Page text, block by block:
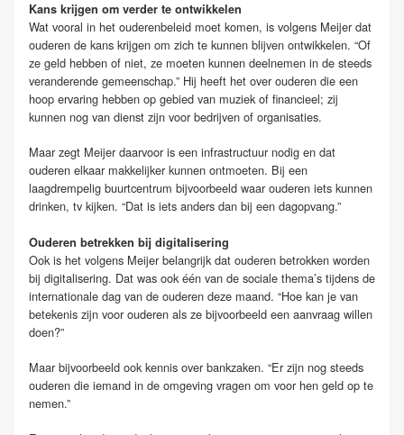
Kans krijgen om verder te ontwikkelen
Wat vooral in het ouderenbeleid moet komen, is volgens Meijer dat
ouderen de kans krijgen om zich te kunnen blijven ontwikkelen. “Of
ze geld hebben of niet, ze moeten kunnen deelnemen in de steeds
veranderende gemeenschap.” Hij heeft het over ouderen die een
hoop ervaring hebben op gebied van muziek of financieel; zij
kunnen nog van dienst zijn voor bedrijven of organisaties.
Maar zegt Meijer daarvoor is een infrastructuur nodig en dat
ouderen elkaar makkelijker kunnen ontmoeten. Bij een
laagdrempelig buurtcentrum bijvoorbeeld waar ouderen iets kunnen
drinken, tv kijken. “Dat is iets anders dan bij een dagopvang.”
Ouderen betrekken bij digitalisering
Ook is het volgens Meijer belangrijk dat ouderen betrokken worden
bij digitalisering. Dat was ook één van de sociale thema’s tijdens de
internationale dag van de ouderen deze maand. “Hoe kan je van
betekenis zijn voor ouderen als ze bijvoorbeeld een aanvraag willen
doen?”
Maar bijvoorbeeld ook kennis over bankzaken. “Er zijn nog steeds
ouderen die iemand in de omgeving vragen om voor hen geld op te
nemen.”